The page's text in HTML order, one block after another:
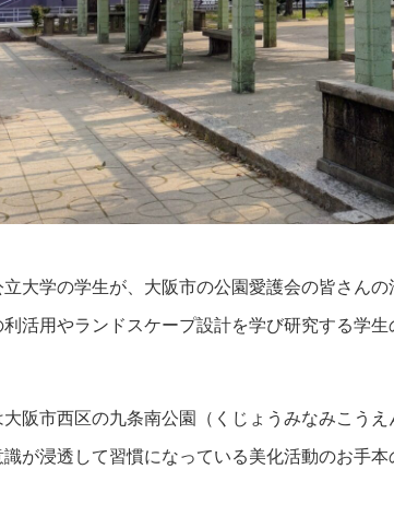
立大学の学生が、大阪市の公園愛護会の皆さん
活用やランドスケープ設計を学び研究する学
阪市西区の九条南公園（くじょうみなみこう
が浸透して習慣になっている美化活動のお手本